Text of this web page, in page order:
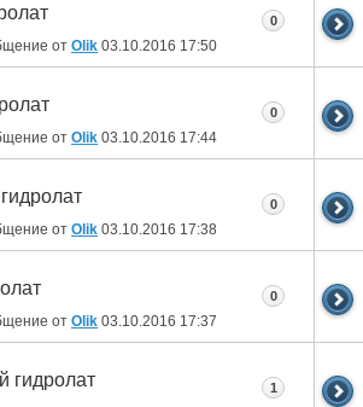
от Olik 03.10.2016 17:50
0
от Olik 03.10.2016 17:44
0
от Olik 03.10.2016 17:38
0
от Olik 03.10.2016 17:37
0
гидролат 1